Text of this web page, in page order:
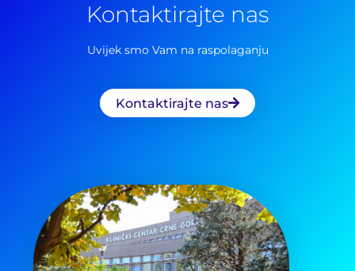
Kontaktirajte nas
Uvijek smo Vam na raspolaganju
Kontaktirajte nas